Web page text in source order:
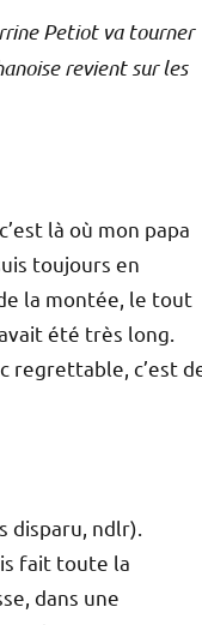
Petiot va tourner
revient sur les
là où mon papa
toujours en
la montée, le tout
été très long.
regrettable, c’est
disparu, ndlr).
fait toute la
dans une